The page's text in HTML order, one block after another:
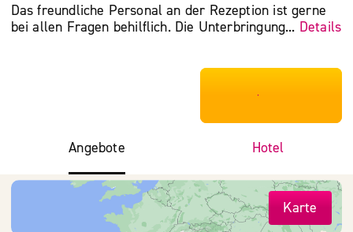
Das freundliche Personal an der Rezeption ist gerne
bei allen Fragen behilflich. Die Unterbringung... Details
***************
Angebote Hotel
Karte